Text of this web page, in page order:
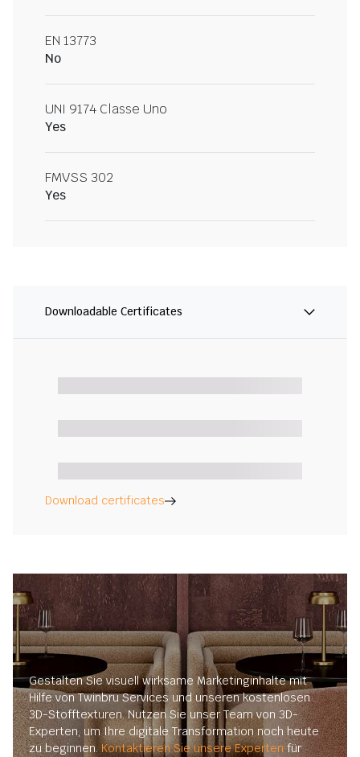
EN 13773
No
UNI 9174 Classe Uno
Yes
FMVSS 302
Yes
Downloadable Certificates
Download certificates
Gestalten Sie visuell wirksame Marketinginhalte mit
Hilfe von Twinbru Services und unseren kostenlosen
3D-Stofftexturen. Nutzen Sie unser Team von 3D-
Experten, um Ihre digitale Transformation noch heute
zu beginnen.Kontaktieren Sie unsere Expertenfür